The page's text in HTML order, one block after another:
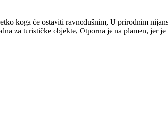
koga će ostaviti ravnodušnim, U prirodnim
za turističke objekte, Otporna je na plamen, jer